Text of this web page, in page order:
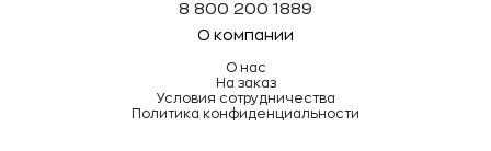
8 800 200 1889
О компании
О нас
На заказ
Условия сотрудничества
Политика конфиденциальности